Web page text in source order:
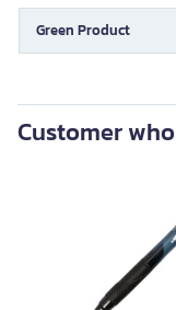
Green Product
Customer